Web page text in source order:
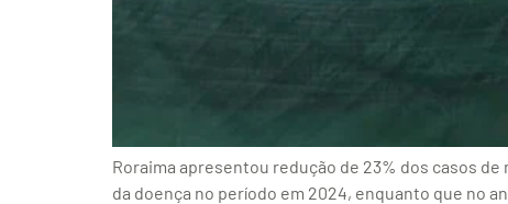
Roraima apresentou redução de 23% dos casos
da doença no período em 2024, enquanto que no